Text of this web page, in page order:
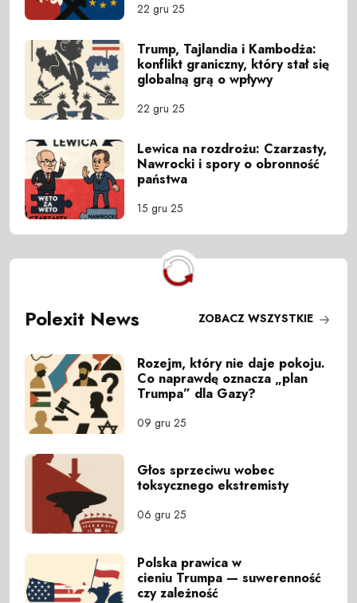
22 gru 25
Trump, Tajlandia i Kambodża:
konflikt graniczny, który stał się
globalną grą o wpływy
22 gru 25
Lewica na rozdrożu: Czarzasty,
Nawrocki i spory o obronność
państwa
15 gru 25
Polexit News ZOBACZ WSZYSTKIE
Rozejm, który nie daje pokoju.
Co naprawdę oznacza „plan
Trumpa” dla Gazy?
09 gru 25
Głos sprzeciwu wobec
toksycznego ekstremisty
06 gru 25
Polska prawica w
cieniu Trumpa — suwerenność
czy zależność